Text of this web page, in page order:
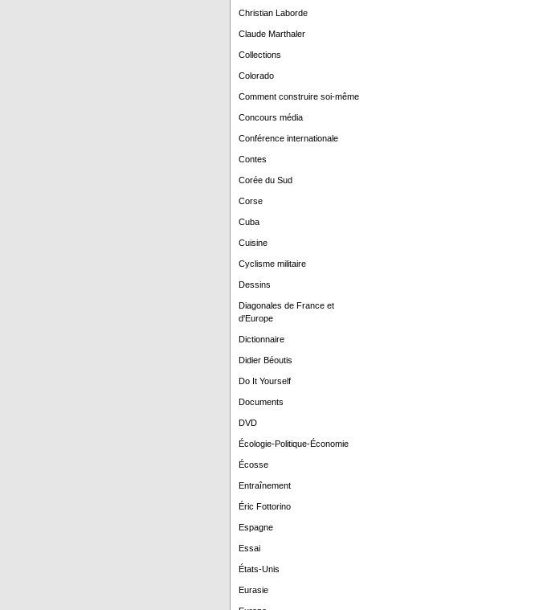
Christian Laborde
Claude Marthaler
Collections
Colorado
Comment construire soi-même
Concours média
Conférence internationale
Contes
Corée du Sud
Corse
Cuba
Cuisine
Cyclisme militaire
Dessins
Diagonales de France et
d'Europe
Dictionnaire
Didier Béoutis
Do It Yourself
Documents
DVD
Écologie-Politique-Économie
Écosse
Entraînement
Éric Fottorino
Espagne
Essai
États-Unis
Eurasie